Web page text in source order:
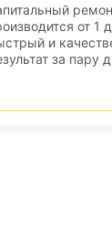
от 1
и
за пару